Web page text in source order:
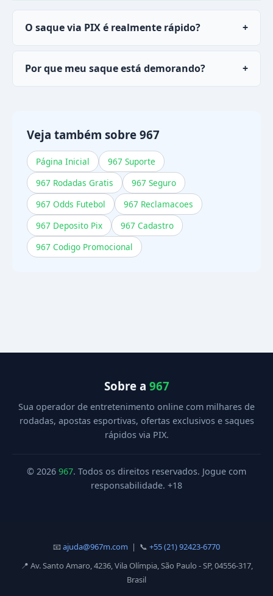
O saque via PIX é realmente rápido?
+
menos de 30 minutos.
Por que meu saque está demorando?
+
esses itens ou contate o ajuda.
Veja também sobre 967
Página Inicial
967 Suporte
967 Rodadas Gratis
967 Seguro
967 Odds Futebol
967 Reclamacoes
967 Deposito Pix
967 Cadastro
967 Codigo Promocional
Sobre a 967
Sua operador de entretenimento online com milhares de
rodadas, apostas esportivas, ofertas exclusivos e saques
rápidos via PIX.
© 2026 967. Todos os direitos reservados. Jogue com
responsabilidade. +18
📧ajuda@967m.com | 📞 +55 (21) 92423-6770
📍 Av. Santo Amaro, 4236, Vila Olímpia, São Paulo - SP, 04556-317,
Brasil